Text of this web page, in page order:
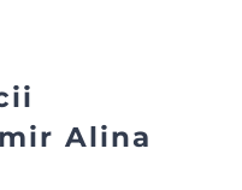
Alina